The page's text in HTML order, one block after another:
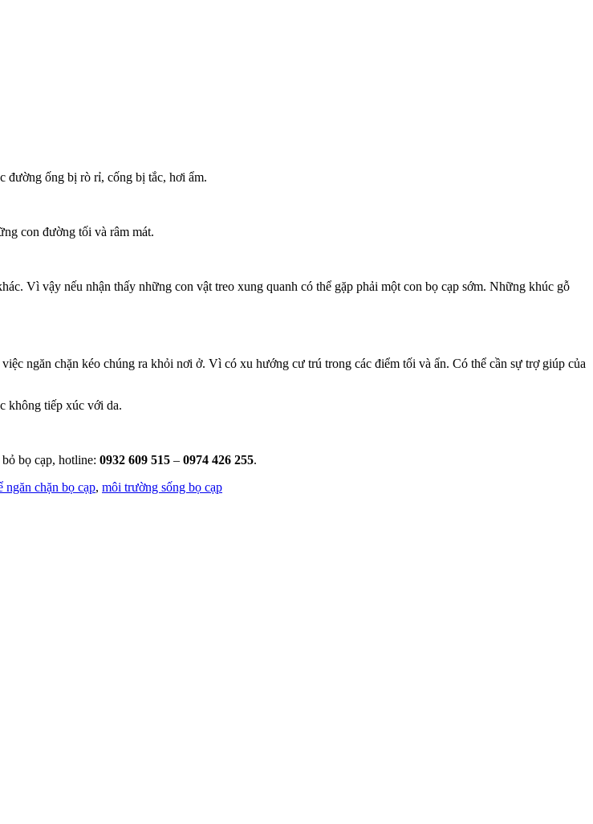
đường ống bị rò rỉ, cống bị tắc, hơi ẩm.
con đường tối và râm mát.
Vì vậy nếu nhận thấy những con vật treo xung quanh có thể gặp phải một con bọ cạp sớm. Những khúc gỗ
ngăn chặn kéo chúng ra khỏi nơi ở. Vì có xu hướng cư trú trong các điểm tối và ẩn. Có thể cần sự trợ giúp của
không tiếp xúc với da.
bọ cạp, hotline: 0932 609 515 – 0974 426 255.
ngăn chặn bọ cạp, môi trường sống bọ cạp